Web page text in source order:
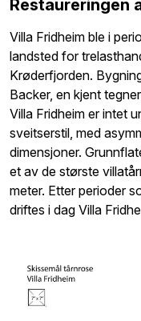
Restaureringen
Villa Fridheim ble i
landsted for
Krøderfjorden.
Backer, en kjent
Villa Fridheim er intet
sveitserstil, med
dimensjoner.
et av de største
meter. Etter perioder
driftes i dag Villa